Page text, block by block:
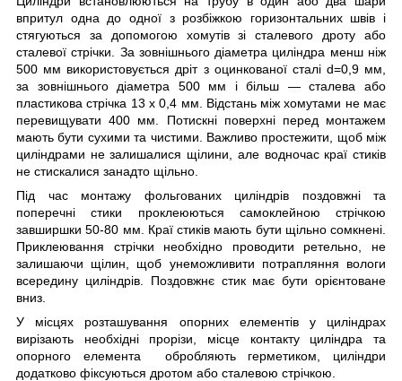
впритул одна до одної з розбіжкою горизонтальних швів і
стягуються за допомогою хомутів зі сталевого дроту або
сталевої стрічки. За зовнішнього діаметра циліндра менш ніж
500 мм використовується дріт з оцинкованої сталі d=0,9 мм,
за зовнішнього діаметра 500 мм і більш — сталева або
пластикова стрічка 13 х 0,4 мм. Відстань між хомутами не має
перевищувати 400 мм. Потискні поверхні перед монтажем
мають бути сухими та чистими. Важливо простежити, щоб між
циліндрами не залишалися щілини, але водночас краї стиків
не стискалися занадто щільно.
Під час монтажу фольгованих циліндрів поздовжні та
поперечні стики проклеюються самоклейною стрічкою
завширшки 50-80 мм. Краї стиків мають бути щільно сомкнені.
Приклеювання стрічки необхідно проводити ретельно, не
залишаючи щілин, щоб унеможливити потрапляння вологи
всередину циліндрів. Поздовжнє стик має бути орієнтоване
вниз.
У місцях розташування опорних елементів у циліндрах
вирізають необхідні прорізи, місце контакту циліндра та
опорного елемента обробляють герметиком, циліндри
додатково фіксуються дротом або сталевою стрічкою.